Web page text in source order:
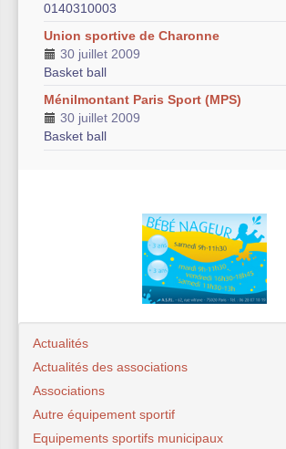
0140310003
Union sportive de Charonne
30 juillet 2009
Basket ball
Ménilmontant Paris Sport (MPS)
30 juillet 2009
Basket ball
Actualités
Actualités des associations
Associations
Autre équipement sportif
Equipements sportifs municipaux